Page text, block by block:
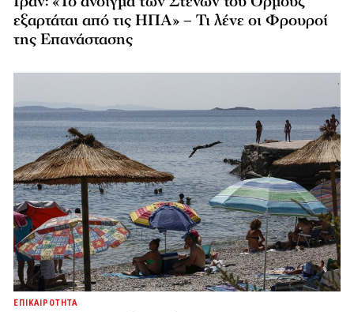
εξαρτάται από τις ΗΠΑ» – Τι λένε οι Φρουροί
της Επανάστασης
ΕΠΙΚΑΙΡΟΤΗΤΑ